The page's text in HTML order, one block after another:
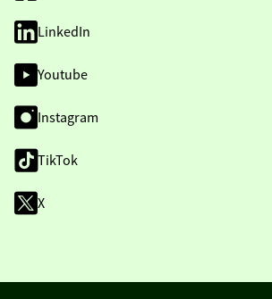
LinkedIn
Youtube
Instagram
TikTok
X